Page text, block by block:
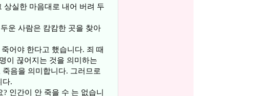
상실한 마음대로 내어 버려 두
운 사람은 캄캄한 곳을 찾아
어야 한다고 했습니다. 죄 때
이 끊어지는 것을 의미하는
음을 의미합니다. 그러므로
다.
인간이 안 죽을 수 는 없습니